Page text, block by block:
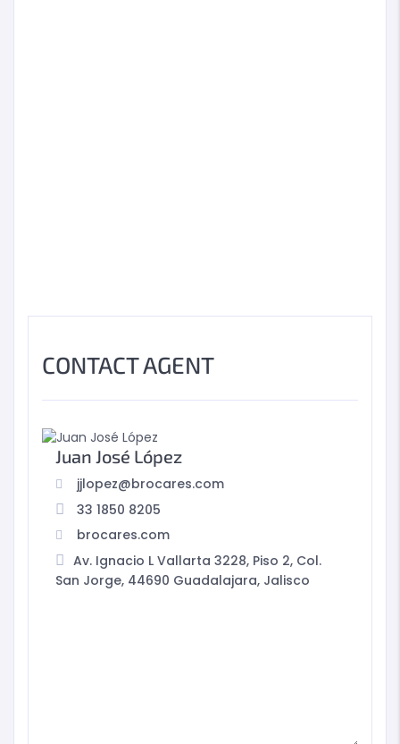
CONTACT AGENT
Juan José López
jjlopez@brocares.com
33 1850 8205
brocares.com
Av. Ignacio L Vallarta 3228, Piso 2, Col.
San Jorge, 44690 Guadalajara, Jalisco